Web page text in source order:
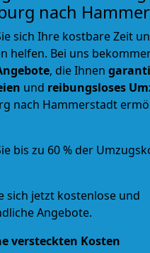
nach
sich Ihre kostbare Zeit
helfen. Bei uns
, die Ihnen
und reibungsloses
nach Hammerstadt
bis zu 60 % der
sich jetzt kostenlose und
Angebote.
versteckten Kosten